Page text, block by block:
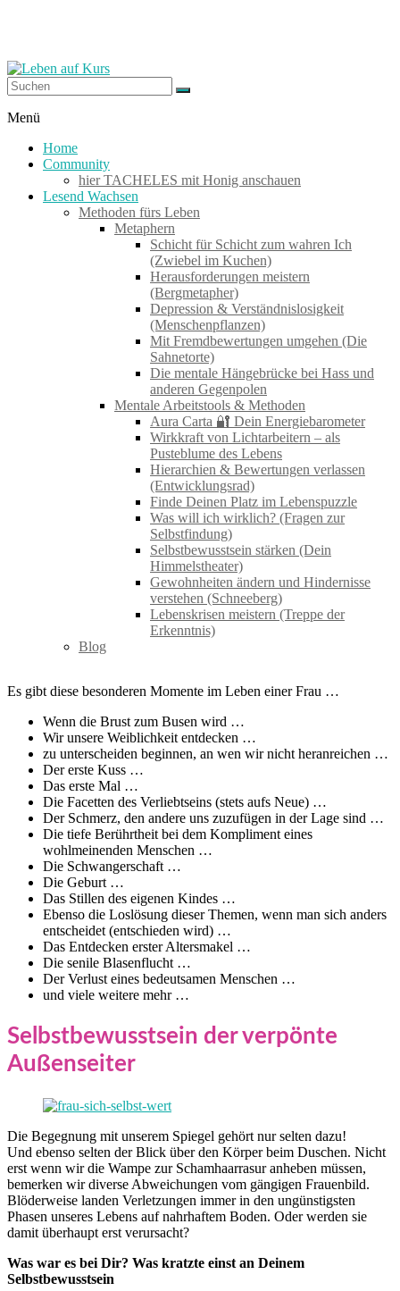
Leben
Kurs
Werkzeuge
Menü
Home
Community
hier TACHELES mit Honig anschauen
Lesend Wachsen
Methoden fürs Leben
Metaphern
Schicht für Schicht zum wahren Ich
(Zwiebel im Kuchen)
Herausforderungen meistern
(Bergmetapher)
Depression & Verständnislosigkeit
(Menschenpflanzen)
Mit Fremdbewertungen umgehen (Die
Sahnetorte)
Die mentale Hängebrücke bei Hass und
anderen Gegenpolen
Mentale Arbeitstools & Methoden
Aura Carta 🔐 Dein Energiebarometer
Wirkkraft von Lichtarbeitern – als
Pusteblume des Lebens
Hierarchien & Bewertungen verlassen
(Entwicklungsrad)
Finde Deinen Platz im Lebenspuzzle
Was will ich wirklich? (Fragen zur
Selbstfindung)
Selbstbewusstsein stärken (Dein
Himmelstheater)
Gewohnheiten ändern und Hindernisse
verstehen (Schneeberg)
Lebenskrisen meistern (Treppe der
Erkenntnis)
Blog
Es gibt diese besonderen Momente im Leben einer Frau …
Wenn die Brust zum Busen wird …
Wir unsere Weiblichkeit entdecken …
zu unterscheiden beginnen, an wen wir nicht heranreichen …
Der erste Kuss …
Das erste Mal …
Die Facetten des Verliebtseins (stets aufs Neue) …
Der Schmerz, den andere uns zuzufügen in der Lage sind …
Die tiefe Berührtheit bei dem Kompliment eines
wohlmeinenden Menschen …
Die Schwangerschaft …
Die Geburt …
Das Stillen des eigenen Kindes …
Ebenso die Loslösung dieser Themen, wenn man sich anders
entscheidet (entschieden wird) …
Das Entdecken erster Altersmakel …
Die senile Blasenflucht …
Der Verlust eines bedeutsamen Menschen …
und viele weitere mehr …
Selbstbewusstsein der verpönte
Außenseiter
Die Begegnung mit unserem Spiegel gehört nur selten dazu!
Und ebenso selten der Blick über den Körper beim Duschen. Nicht
erst wenn wir die Wampe zur Schamhaarrasur anheben müssen,
bemerken wir diverse Abweichungen vom gängigen Frauenbild.
Blöderweise landen Verletzungen immer in den ungünstigsten
Phasen unseres Lebens auf nahrhaftem Boden. Oder werden sie
damit überhaupt erst verursacht?
Was war es bei Dir? Was kratzte einst an Deinem
Selbstbewusstsein